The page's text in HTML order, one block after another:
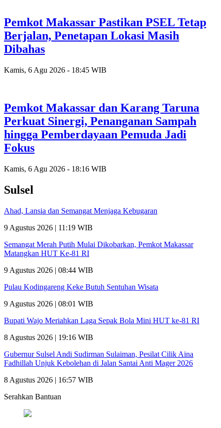
Pemkot Makassar Pastikan PSEL Tetap
Berjalan, Penetapan Lokasi Masih
Dibahas
Kamis, 6 Agu 2026 - 18:45 WIB
Pemkot Makassar dan Karang Taruna
Perkuat Sinergi, Penanganan Sampah
hingga Pemberdayaan Pemuda Jadi
Fokus
Kamis, 6 Agu 2026 - 18:16 WIB
Sulsel
Ahad, Lansia dan Semangat Menjaga Kebugaran
9 Agustus 2026 | 11:19 WIB
Semangat Merah Putih Mulai Dikobarkan, Pemkot Makassar
Matangkan HUT Ke-81 RI
9 Agustus 2026 | 08:44 WIB
Pulau Kodingareng Keke Butuh Sentuhan Wisata
9 Agustus 2026 | 08:01 WIB
Bupati Wajo Meriahkan Laga Sepak Bola Mini HUT ke-81 RI
8 Agustus 2026 | 19:16 WIB
Gubernur Sulsel Andi Sudirman Sulaiman, Pesilat Cilik Aina
Fadhillah Unjuk Kebolehan di Jalan Santai Anti Mager 2026
8 Agustus 2026 | 16:57 WIB
Serahkan Bantuan